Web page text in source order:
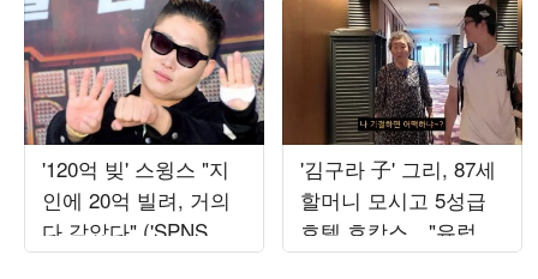
'120억 빚' 스윙스 "지
인에 20억 빌려, 거의
다 갚았다" ('SPNS
TV')
'김구라 子' 그리, 87세
할머니 모시고 5성급
호텔 호캉스…"유럽도
보내드릴게"